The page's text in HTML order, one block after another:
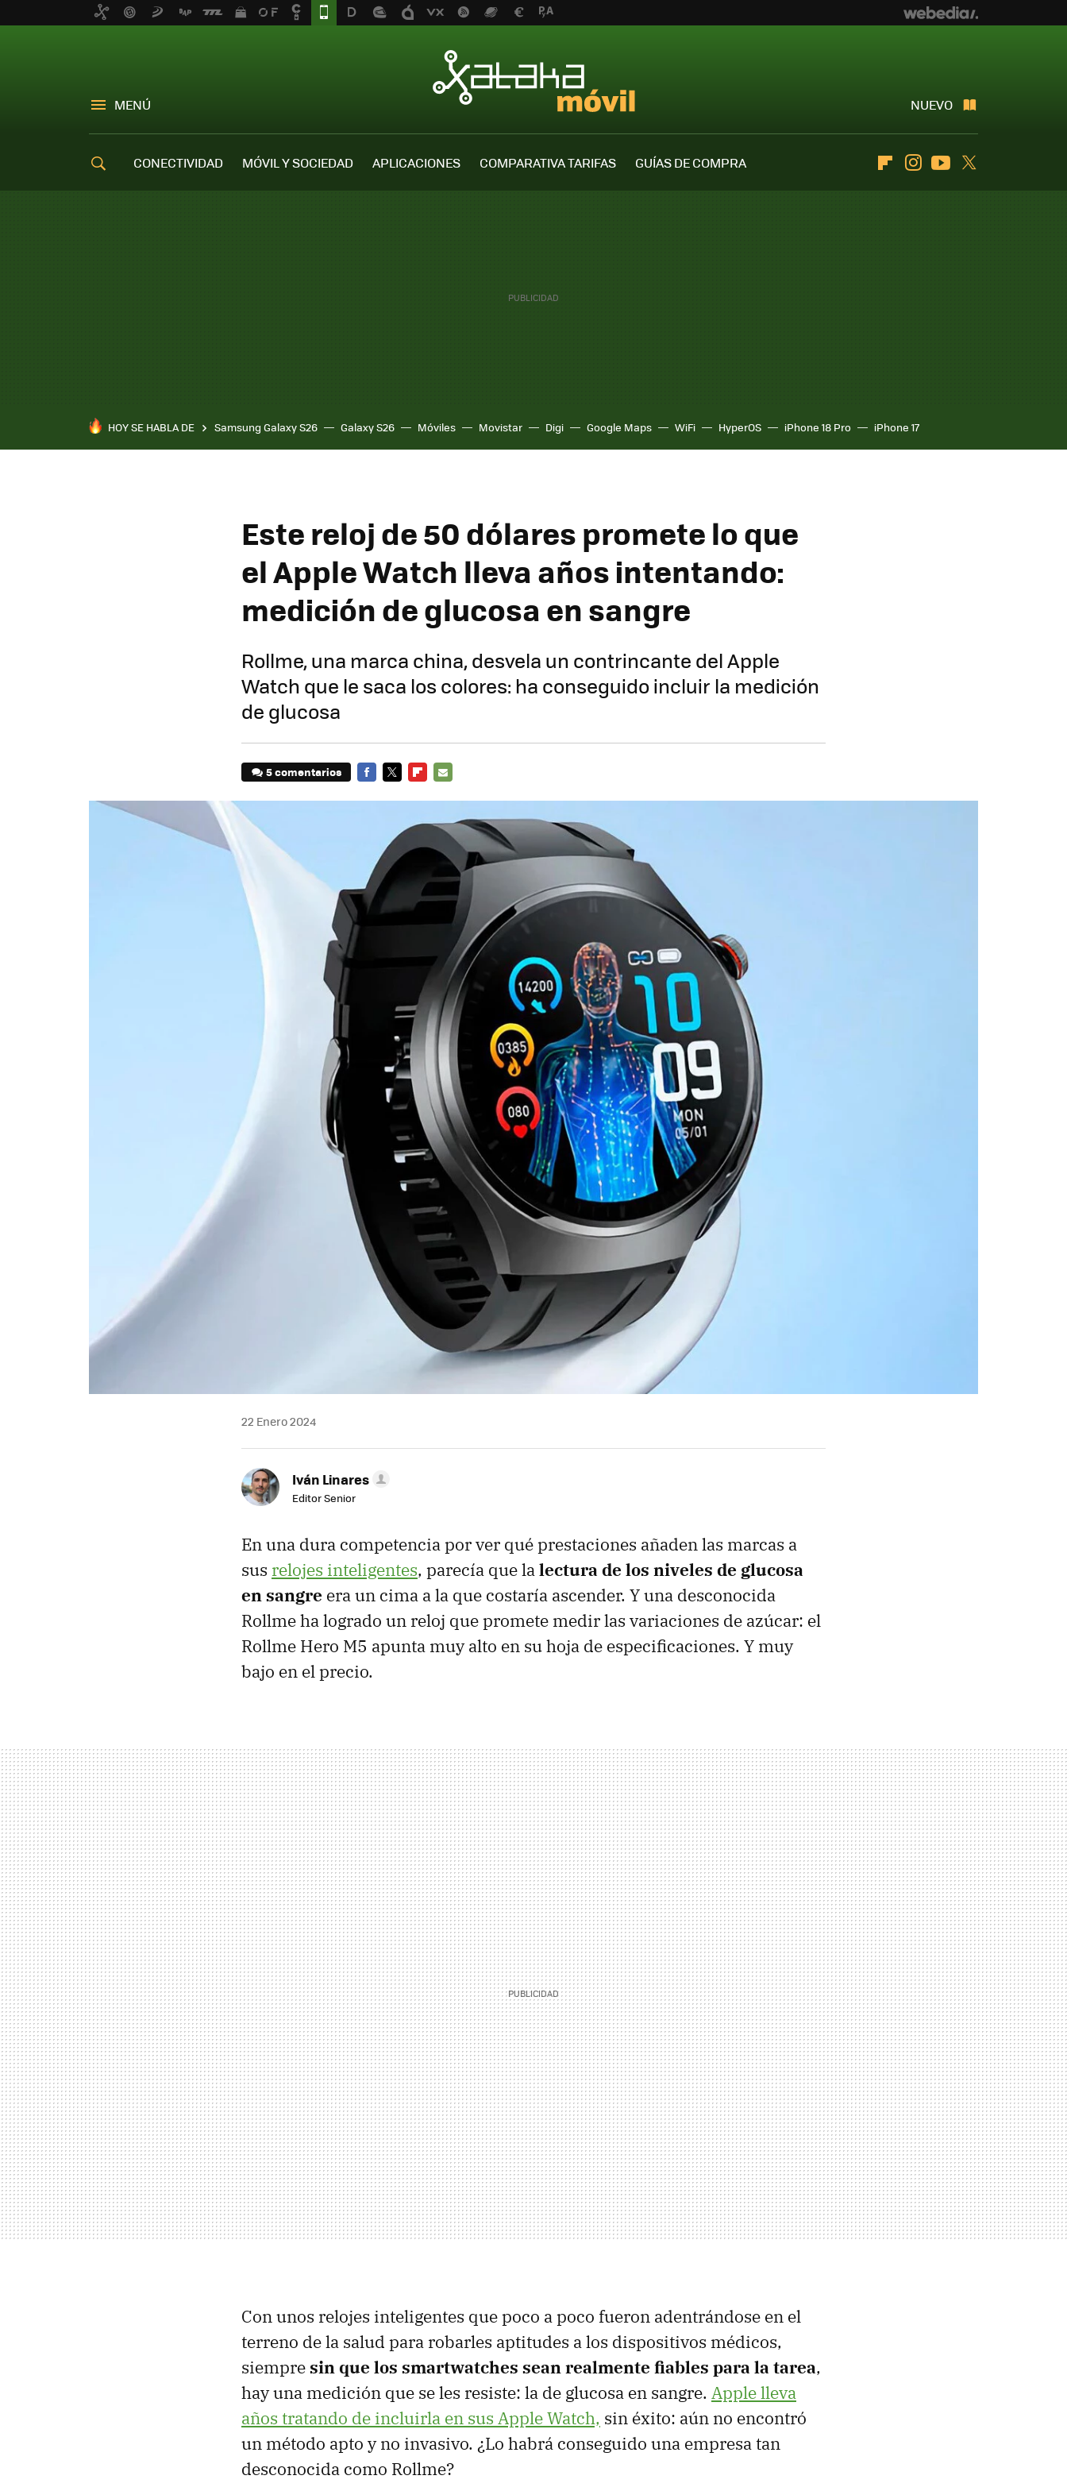
MENÚ NUEVO
CONECTIVIDAD MÓVIL Y SOCIEDAD APLICACIONES COMPARATIVA TARIFAS
GUÍAS DE COMPRA
FlipboardInstagramYoutube
HOY SE HABLA DE Samsung Galaxy S26 Galaxy S26 Móviles Movistar Digi Google Maps WiFi HyperOS iPhone 18 Pro iPhone 17
Este reloj de 50 dólares promete lo que
el Apple Watch lleva años intentando:
medición de glucosa en sangre
Rollme, una marca china, desvela un contrincante del Apple
Watch que le saca los colores: ha conseguido incluir la medición
de glucosa
5 comentarios
22 Enero 2024
Iván Linares
Editor Senior
En una dura competencia por ver qué prestaciones añaden las marcas a
sus relojes inteligentes, parecía que lalectura de los niveles de glucosa
en sangre era un cima a la que costaría ascender. Y una desconocida
Rollme ha logrado un reloj que promete medir las variaciones de azúcar: el
Rollme Hero M5 apunta muy alto en su hoja de especificaciones. Y muy
bajo en el precio.
Con unos relojes inteligentes que poco a poco fueron adentrándose en el
terreno de la salud para robarles aptitudes a los dispositivos médicos,
siempresin que los smartwatches sean realmente fiables para la tarea,
hay una medición que se les resiste: la de glucosa en sangre. Apple lleva
años tratando de incluirla en sus Apple Watch, sin éxito: aún no encontró
un método apto y no invasivo. ¿Lo habrá conseguido una empresa tan
desconocida como Rollme?